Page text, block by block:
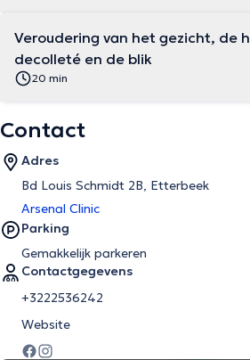
Veroudering van het gezicht, de
decolleté en de blik
20 min
Contact
Adres
Bd Louis Schmidt 2B, Etterbeek
Arsenal Clinic
Parking
Gemakkelijk parkeren
Contactgegevens
+3222536242
Website